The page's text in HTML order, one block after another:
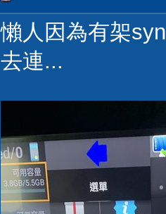
懶人因為有架
去連...